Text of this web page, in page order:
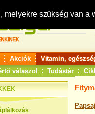
melyekre szükség van
Akciók Vitamin,
válaszol Tudástár